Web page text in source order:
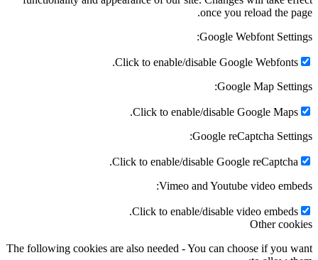
once you reload the page.
Google Webfont Settings:
Click to enable/disable Google Webfonts.
Google Map Settings:
Click to enable/disable Google Maps.
Google reCaptcha Settings:
Click to enable/disable Google reCaptcha.
Vimeo and Youtube video embeds:
Click to enable/disable video embeds.
Other cookies
The following cookies are also needed - You can choose if you want